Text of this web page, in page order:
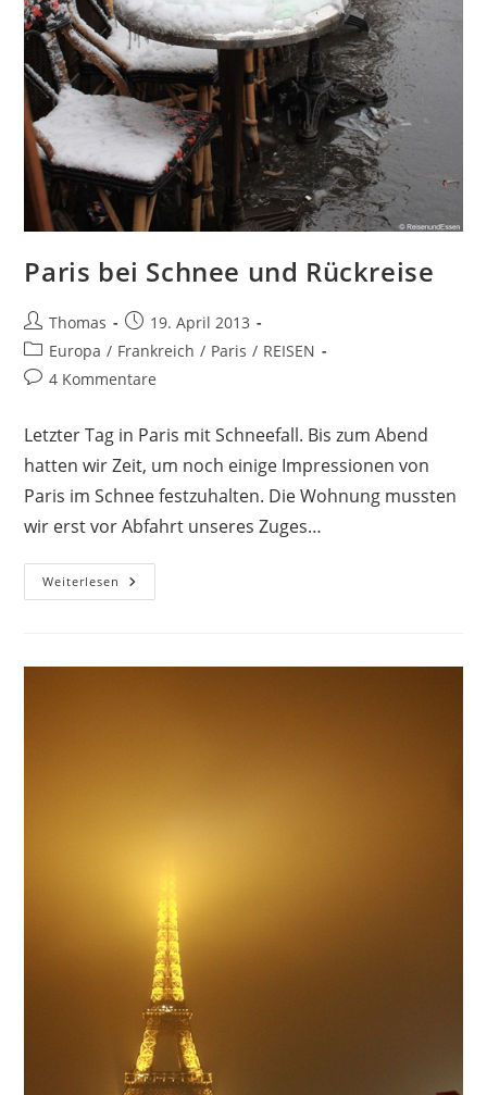
Paris bei Schnee und Rückreise
Beitrags-
Autor:
Thomas
Beitrag
veröffentlicht:
19. April 2013
Beitrags-
Kategorie:
Europa / Frankreich / Paris / REISEN
Beitrags-
4 Kommentare
Letzter Tag in Paris mit Schneefall. Bis zum Abend
hatten wir Zeit, um noch einige Impressionen von
Paris im Schnee festzuhalten. Die Wohnung mussten
wir erst vor Abfahrt unseres Zuges…
Weiterlesen Paris
Bei